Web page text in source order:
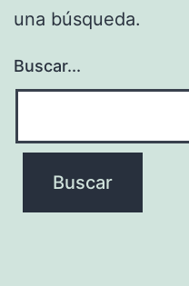
una búsqueda.
Buscar...